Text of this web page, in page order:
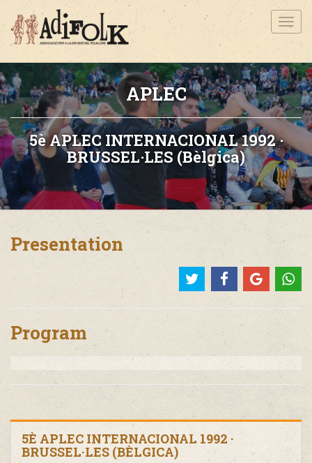
APLEC
5è APLEC INTERNACIONAL 1992 ·
BRUSSEL·LES (Bèlgica)
Presentation
Program
5È APLEC INTERNACIONAL 1992 ·
BRUSSEL·LES (BÈLGICA)